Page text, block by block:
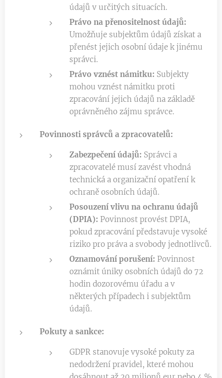
údajů v určitých situacích.
Právo na přenositelnost údajů:
Umožňuje subjektům údajů získat a
přenést jejich osobní údaje k jinému
správci.
Právo vznést námitku: Subjekty
mohou vznést námitku proti
zpracování jejich údajů na základě
oprávněného zájmu správce.
Povinnosti správců a zpracovatelů:
Zabezpečení údajů: Správci a
zpracovatelé musí zavést vhodná
technická a organizační opatření k
ochraně osobních údajů.
Posouzení vlivu na ochranu údajů
(DPIA): Povinnost provést DPIA,
pokud zpracování představuje vysoké
riziko pro práva a svobody jednotlivců.
Oznamování porušení: Povinnost
oznámit úniky osobních údajů do 72
hodin dozorovému úřadu a v
některých případech i subjektům
údajů.
Pokuty a sankce:
GDPR stanovuje vysoké pokuty za
nedodržení pravidel, které mohou